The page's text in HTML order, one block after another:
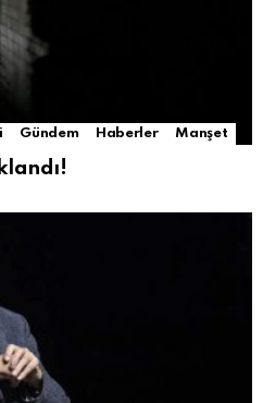
Gündem Haberler Manşet